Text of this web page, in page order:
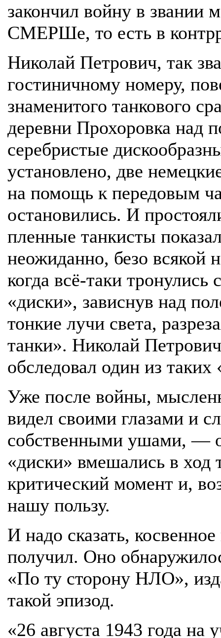
закончил войну в звании
СМЕРШе, то есть в
Николай Петрович, так
гостиничному номеру,
знаменитого танкового
деревни Прохоровка над
серебристые
установлено, две
на помощь к передовым
остановились. И
пленные танкисты
неожиданно, безо всякой
когда всё-таки тронулись
«диски», зависнув над
тонкие лучи света,
танки». Николай
обследовал один из
Уже после войны,
видел своими глазами и
собственными ушами, —
«диски» вмешались в
критический момент и,
нашу пользу.
И надо сказать,
получил. Оно
«По ту сторону НЛО»,
такой эпизод.
«26 августа 1943 года на